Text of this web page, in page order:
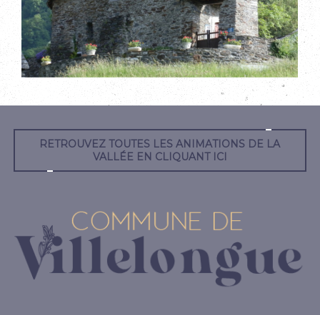
RETROUVEZ TOUTES LES ANIMATIONS DE LA
VALLÉE EN CLIQUANT ICI